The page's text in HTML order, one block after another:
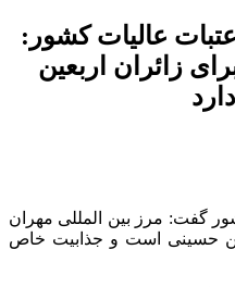
عالیات کشور:
زائران اربعین
گفت: مرز بین المللی مهران
حسینی است و جذابیت خاص